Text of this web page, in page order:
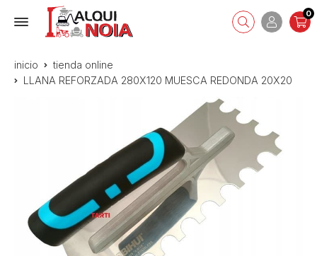
0
inicio
tienda online
LLANA REFORZADA 280X120 MUESCA REDONDA 20X20